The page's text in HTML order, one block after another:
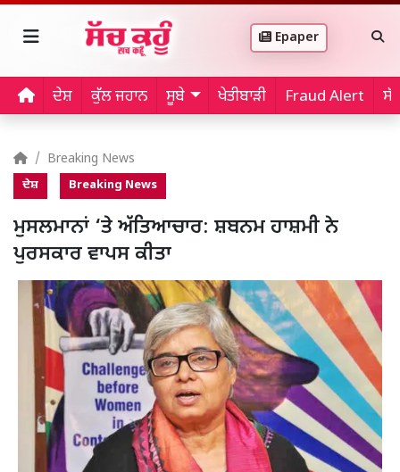
Epaper
ਦੇਸ਼ ਕੁੱਲ ਜਹਾਨ ਸੂਬੇ ਖੇਤੀਬਾੜੀ Fraud Alert
Breaking News
ਦੇਸ਼ Breaking News
ਮੁਸਲਮਾਨਾਂ ‘ਤੇ ਅੱਤਿਆਚਾਰ: ਸ਼ਬਨਮ ਹਾਸ਼ਮੀ ਨੇ
ਪੁਰਸਕਾਰ ਵਾਪਸ ਕੀਤਾ